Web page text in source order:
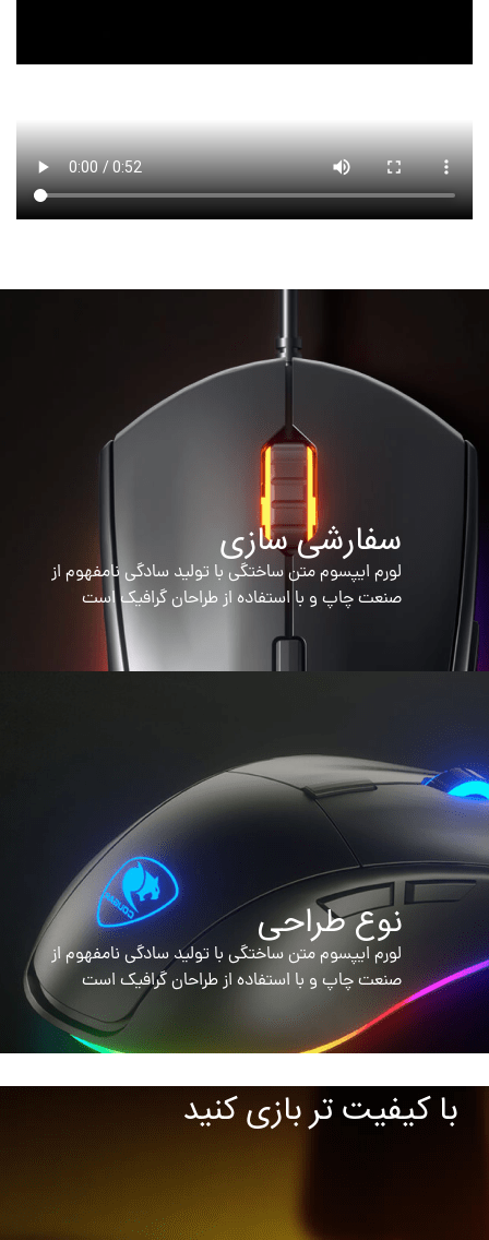
سفارشی سازی
لورم ایپسوم متن ساختگی با تولید سادگی نامفهوم از
صنعت چاپ و با استفاده از طراحان گرافیک است
نوع طراحی
لورم ایپسوم متن ساختگی با تولید سادگی نامفهوم از
صنعت چاپ و با استفاده از طراحان گرافیک است
با کیفیت تر بازی کنید